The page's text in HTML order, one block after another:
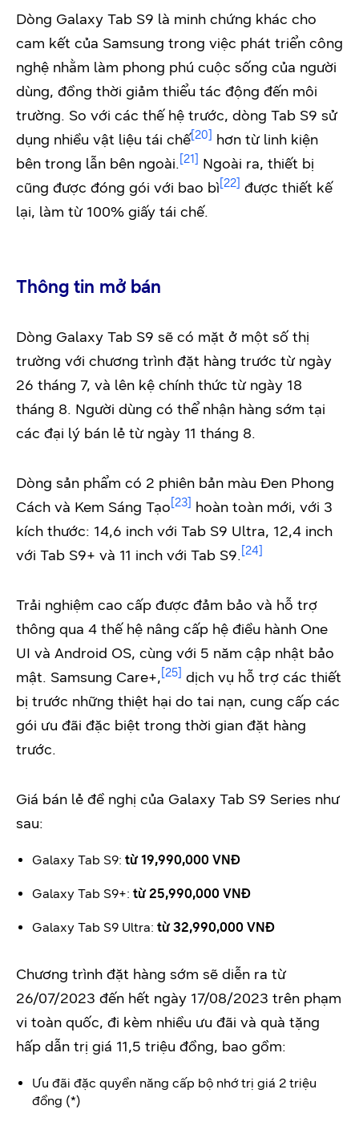
Dòng Galaxy Tab S9 là minh chứng khác cho
cam kết của Samsung trong việc phát triển công
nghệ nhằm làm phong phú cuộc sống của người
dùng, đồng thời giảm thiểu tác động đến môi
trường. So với các thế hệ trước, dòng Tab S9 sử
dụng nhiều vật liệu tái chế[20] hơn từ linh kiện
bên trong lẫn bên ngoài. [21] Ngoài ra, thiết bị
cũng được đóng gói với bao bì [22] được thiết kế
lại, làm từ 100% giấy tái chế.
Thông tin mở bán
Dòng Galaxy Tab S9 sẽ có mặt ở một số thị
trường với chương trình đặt hàng trước từ ngày
26 tháng 7, và lên kệ chính thức từ ngày 18
tháng 8. Người dùng có thể nhận hàng sớm tại
các đại lý bán lẻ từ ngày 11 tháng 8.
Dòng sản phẩm có 2 phiên bản màu Đen Phong
Cách và Kem Sáng Tạo [23] hoàn toàn mới, với 3
kích thước: 14,6 inch với Tab S9 Ultra, 12,4 inch
với Tab S9+ và 11 inch với Tab S9. [24]
Trải nghiệm cao cấp được đảm bảo và hỗ trợ
thông qua 4 thế hệ nâng cấp hệ điều hành One
UI và Android OS, cùng với 5 năm cập nhật bảo
mật. Samsung Care+, [25] dịch vụ hỗ trợ các thiết
bị trước những thiệt hại do tai nạn, cung cấp các
gói ưu đãi đặc biệt trong thời gian đặt hàng
trước.
Giá bán lẻ đề nghị của Galaxy Tab S9 Series như
sau:
Galaxy Tab S9: từ 19,990,000 VNĐ
Galaxy Tab S9+: từ 25,990,000 VNĐ
Galaxy Tab S9 Ultra: từ 32,990,000 VNĐ
Chương trình đặt hàng sớm sẽ diễn ra từ
26/07/2023 đến hết ngày 17/08/2023 trên phạm
vi toàn quốc, đi kèm nhiều ưu đãi và quà tặng
hấp dẫn trị giá 11,5 triệu đồng, bao gồm:
Ưu đãi đặc quyền năng cấp bộ nhớ trị giá 2 triệu
đồng (*)